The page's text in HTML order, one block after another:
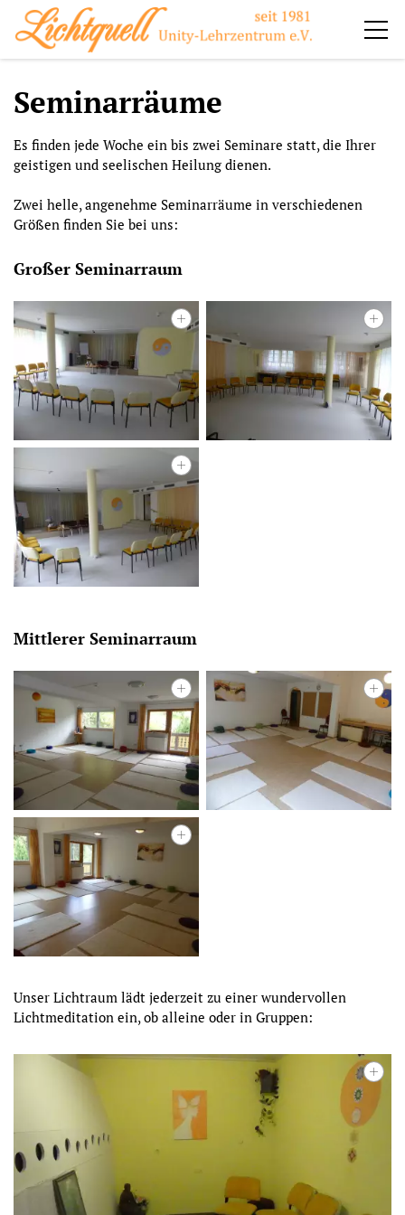
Impuls
Impressionen
Haus
Zimmer
Umgebung
Seminare
Verein
Spende
Preise
Bajram Leka
Seminarräume
Es finden jede Woche ein bis zwei Seminare statt, die Ihrer
geistigen und seelischen Heilung dienen.
Zwei helle, angenehme Seminarräume in verschiedenen
Größen finden Sie bei uns:
Großer Seminarraum
Mittlerer Seminarraum
Unser Lichtraum lädt jederzeit zu einer wundervollen
Lichtmeditation ein, ob alleine oder in Gruppen: